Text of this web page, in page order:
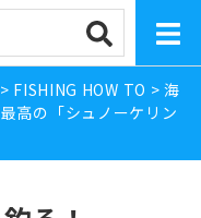
> FISHING HOW TO >海
高の「シュノーケリン